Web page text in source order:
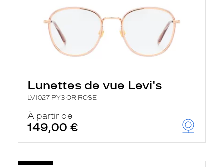
Lunettes de vue Levi's
LV1027 PY3 OR ROSE
À partir de
149,00 €